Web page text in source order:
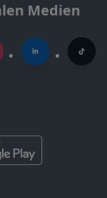
Medien